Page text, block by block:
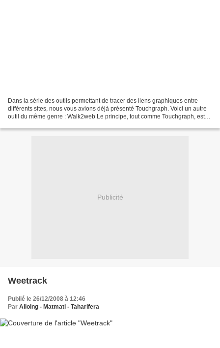
Dans la série des outils permettant de tracer des liens graphiques entre
différents sites, nous vous avions déjà présenté Touchgraph. Voici un autre
outil du même genre : Walk2web Le principe, tout comme Touchgraph, est
Publicité
Weetrack
Publié le 26/12/2008 à 12:46
Par Alloing - Matmati - Taharifera